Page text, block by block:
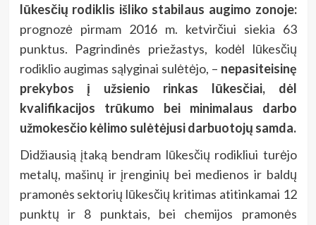
lūkesčių rodiklis išliko stabilaus augimo zonoje:
prognozė pirmam 2016 m. ketvirčiui siekia 63
punktus. Pagrindinės priežastys, kodėl lūkesčių
rodiklio augimas sąlyginai sulėtėjo, – nepasiteisinę
prekybos į užsienio rinkas lūkesčiai, dėl
kvalifikacijos trūkumo bei minimalaus darbo
užmokesčio kėlimo sulėtėjusi darbuotojų samda.
Didžiausią įtaką bendram lūkesčių rodikliui turėjo
metalų, mašinų ir įrenginių bei medienos ir baldų
pramonės sektorių lūkesčių kritimas atitinkamai 12
punktų ir 8 punktais, bei chemijos pramonės